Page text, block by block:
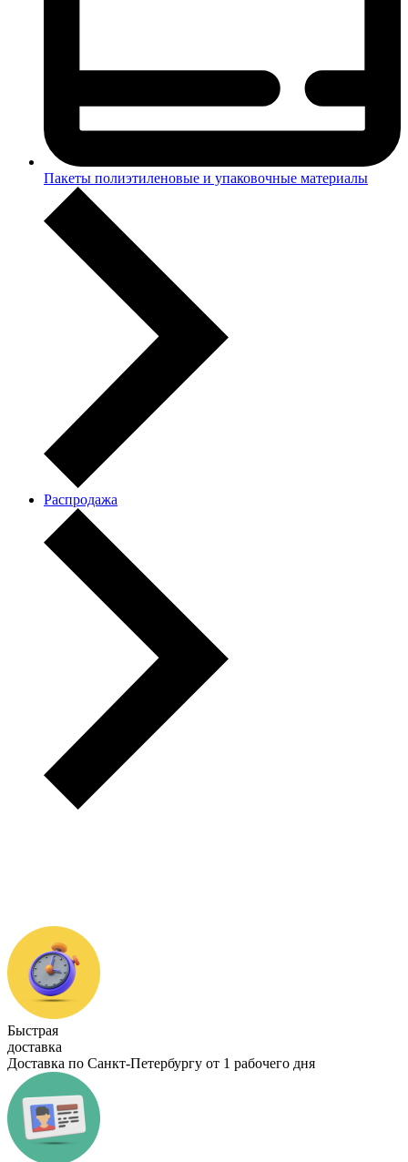
Пакеты полиэтиленовые и упаковочные материалы
Распродажа
Быстрая
доставка
Доставка по Санкт-Петербургу от 1 рабочего дня